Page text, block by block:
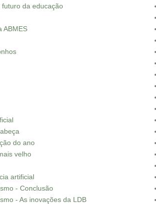
futuro da educação
ABMES
do ano
velho
artificial
- Conclusão
- As inovações da LDB